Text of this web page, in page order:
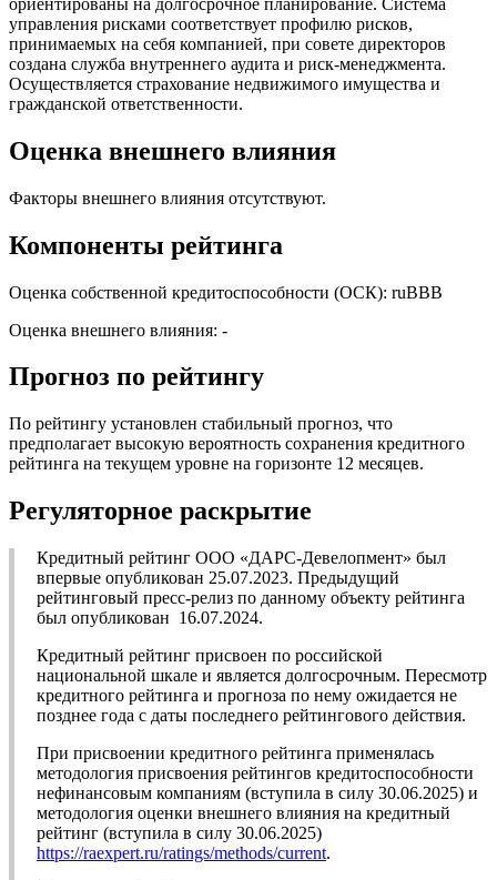
управления рисками соответствует профилю рисков,
принимаемых на себя компанией, при совете директоров
создана служба внутреннего аудита и риск-менеджмента.
Осуществляется страхование недвижимого имущества и
гражданской ответственности.
Оценка внешнего влияния
Факторы внешнего влияния отсутствуют.
Компоненты рейтинга
Оценка собственной кредитоспособности (ОСК): ruBBB
Оценка внешнего влияния: -
Прогноз по рейтингу
По рейтингу установлен стабильный прогноз, что
предполагает высокую вероятность сохранения кредитного
рейтинга на текущем уровне на горизонте 12 месяцев.
Регуляторное раскрытие
Кредитный рейтинг ООО «ДАРС-Девелопмент» был
впервые опубликован 25.07.2023. Предыдущий
рейтинговый пресс-релиз по данному объекту рейтинга
был опубликован 16.07.2024.
Кредитный рейтинг присвоен по российской
национальной шкале и является долгосрочным. Пересмотр
кредитного рейтинга и прогноза по нему ожидается не
позднее года с даты последнего рейтингового действия.
При присвоении кредитного рейтинга применялась
методология присвоения рейтингов кредитоспособности
нефинансовым компаниям (вступила в силу 30.06.2025) и
методология оценки внешнего влияния на кредитный
рейтинг (вступила в силу 30.06.2025)
https://raexpert.ru/ratings/methods/current.